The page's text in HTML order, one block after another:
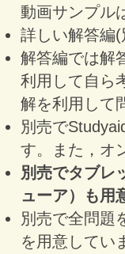
動画サンプル
詳しい解答編
解答編では解
利用して自ら
解を利用して
別売で
す。また，オ
別売でタブレ
ューア）も用
別売で全問題
を用意してい